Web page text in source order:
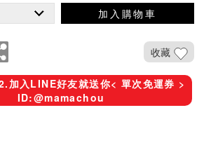
加入購物車
收藏
加入LINE好友就送你< 單次免運券 >
ID:@mamachou